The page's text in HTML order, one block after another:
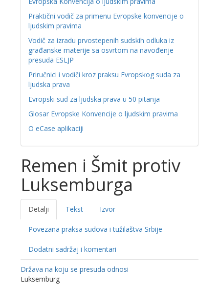
Praktični vodič za primenu Evropske konvencije o
ljudskim pravima
Vodič za izradu prvostepenih sudskih odluka iz
građanske materije sa osvrtom na navođenje
presuda ESLJP
Priručnici i vodiči kroz praksu Evropskog suda za
ljudska prava
Evropski sud za ljudska prava u 50 pitanja
Glosar Evropske Konvencije o ljudskim pravima
O eCase aplikaciji
Remen i Šmit protiv
Luksemburga
Detalji Tekst Izvor
Povezana praksa sudova i tužilaštva Srbije
Dodatni sadržaj i komentari
Država na koju se presuda odnosi
Luksemburg